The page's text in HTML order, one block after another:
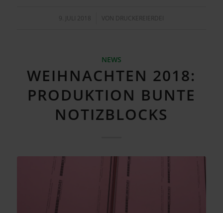
9. JULI 2018
/ VON DRUCKEREIERDEI
NEWS
WEIHNACHTEN 2018:
PRODUKTION BUNTE
NOTIZBLOCKS